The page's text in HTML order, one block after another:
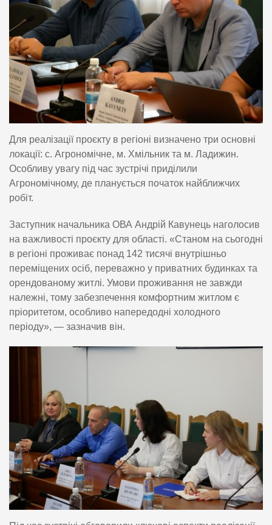
Для реалізації проєкту в регіоні визначено три основні
локації: с. Агрономічне, м. Хмільник та м. Ладижин.
Особливу увагу під час зустрічі приділили
Агрономічному, де планується початок найближчих
робіт.
Заступник начальника ОВА Андрій Кавунець наголосив
на важливості проєкту для області. «Станом на сьогодні
в регіоні проживає понад 142 тисячі внутрішньо
переміщених осіб, переважно у приватних будинках та
орендованому житлі. Умови проживання не завжди
належні, тому забезпечення комфортним житлом є
пріоритетом, особливо напередодні холодного
періоду», — зазначив він.